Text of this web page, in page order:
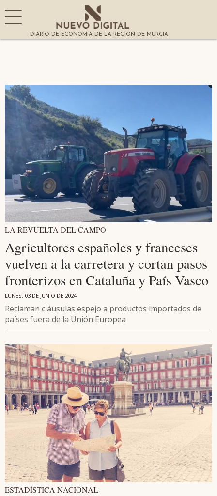
DIARIO DE ECONOMÍA DE LA REGIÓN DE MURCIA
LA REVUELTA DEL CAMPO
Agricultores españoles y franceses
vuelven a la carretera y cortan pasos
fronterizos en Cataluña y País Vasco
LUNES, 03 DE JUNIO DE 2024
Reclaman cláusulas espejo a productos importados de
países fuera de la Unión Europea
ESTADÍSTICA NACIONAL